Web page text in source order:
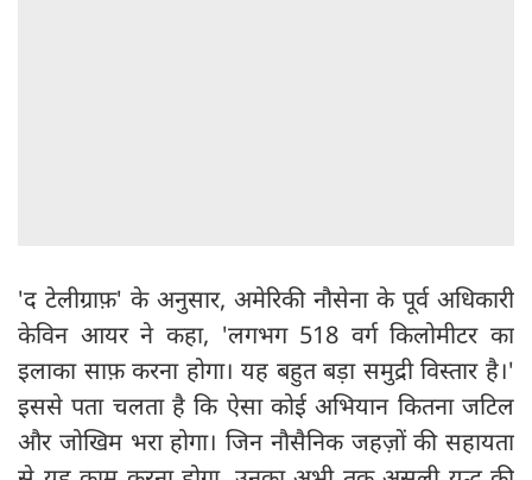
'द टेलीग्राफ़' के अनुसार, अमेरिकी नौसेना के पूर्व अधिकारी
केविन आयर ने कहा, 'लगभग 518 वर्ग किलोमीटर का
इलाका साफ़ करना होगा। यह बहुत बड़ा समुद्री विस्तार है।'
इससे पता चलता है कि ऐसा कोई अभियान कितना जटिल
और जोखिम भरा होगा। जिन नौसैनिक जहज़ों की सहायता